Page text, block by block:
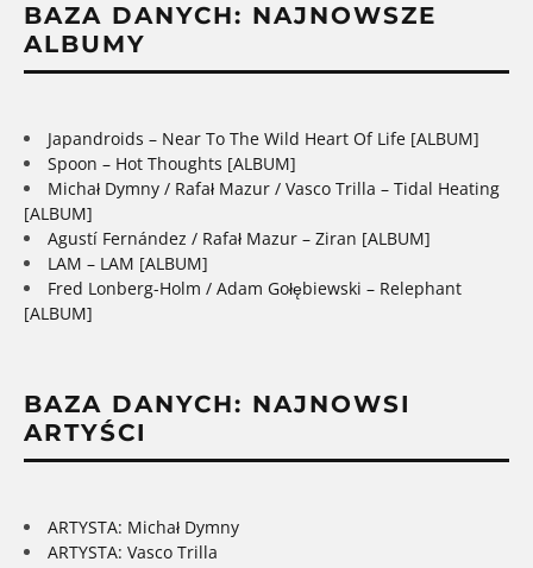
BAZA DANYCH: NAJNOWSZE
ALBUMY
Japandroids – Near To The Wild Heart Of Life [ALBUM]
Spoon – Hot Thoughts [ALBUM]
Michał Dymny / Rafał Mazur / Vasco Trilla – Tidal Heating
[ALBUM]
Agustí Fernández / Rafał Mazur – Ziran [ALBUM]
LAM – LAM [ALBUM]
Fred Lonberg-Holm / Adam Gołębiewski – Relephant
[ALBUM]
BAZA DANYCH: NAJNOWSI
ARTYŚCI
ARTYSTA: Michał Dymny
ARTYSTA: Vasco Trilla